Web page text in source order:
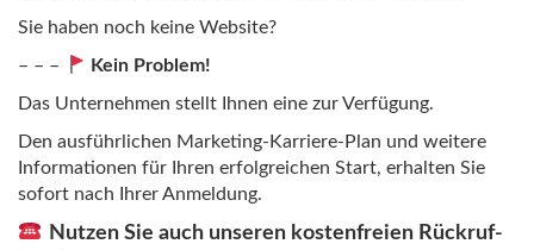
Sie haben noch keine Website?
– – –
Kein Problem!
Das Unternehmen stellt Ihnen eine zur Verfügung.
Den ausführlichen Marketing-Karriere-Plan und weitere
Informationen für Ihren erfolgreichen Start, erhalten Sie
sofort nach Ihrer Anmeldung.
Nutzen Sie auch unseren kostenfreien Rückruf-